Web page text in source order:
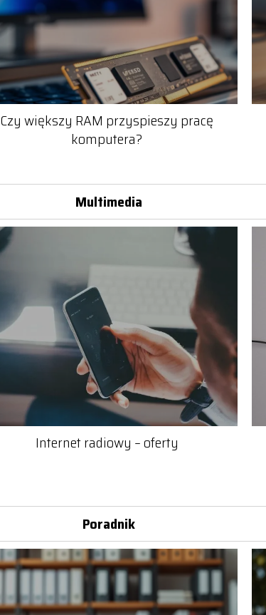
Czy większy RAM przyspieszy pracę
komputera?
Multimedia
Internet radiowy – oferty
Poradnik